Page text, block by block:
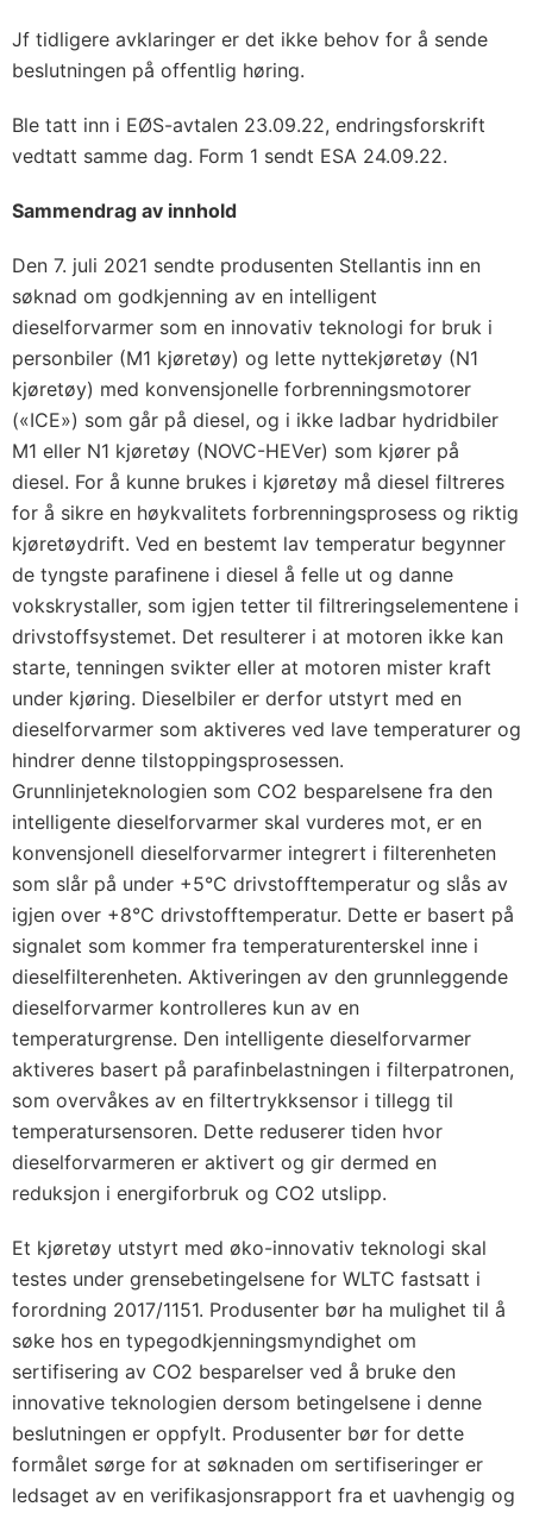
Jf tidligere avklaringer er det ikke behov for å sende
beslutningen på offentlig høring.
Ble tatt inn i EØS-avtalen 23.09.22, endringsforskrift
vedtatt samme dag. Form 1 sendt ESA 24.09.22.
Sammendrag av innhold
Den 7. juli 2021 sendte produsenten Stellantis inn en
søknad om godkjenning av en intelligent
dieselforvarmer som en innovativ teknologi for bruk i
personbiler (M1 kjøretøy) og lette nyttekjøretøy (N1
kjøretøy) med konvensjonelle forbrenningsmotorer
(«ICE») som går på diesel, og i ikke ladbar hydridbiler
M1 eller N1 kjøretøy (NOVC-HEVer) som kjører på
diesel. For å kunne brukes i kjøretøy må diesel filtreres
for å sikre en høykvalitets forbrenningsprosess og riktig
kjøretøydrift. Ved en bestemt lav temperatur begynner
de tyngste parafinene i diesel å felle ut og danne
vokskrystaller, som igjen tetter til filtreringselementene i
drivstoffsystemet. Det resulterer i at motoren ikke kan
starte, tenningen svikter eller at motoren mister kraft
under kjøring. Dieselbiler er derfor utstyrt med en
dieselforvarmer som aktiveres ved lave temperaturer og
hindrer denne tilstoppingsprosessen.
Grunnlinjeteknologien som CO2 besparelsene fra den
intelligente dieselforvarmer skal vurderes mot, er en
konvensjonell dieselforvarmer integrert i filterenheten
som slår på under +5°C drivstofftemperatur og slås av
igjen over +8°C drivstofftemperatur. Dette er basert på
signalet som kommer fra temperaturenterskel inne i
dieselfilterenheten. Aktiveringen av den grunnleggende
dieselforvarmer kontrolleres kun av en
temperaturgrense. Den intelligente dieselforvarmer
aktiveres basert på parafinbelastningen i filterpatronen,
som overvåkes av en filtertrykksensor i tillegg til
temperatursensoren. Dette reduserer tiden hvor
dieselforvarmeren er aktivert og gir dermed en
reduksjon i energiforbruk og CO2 utslipp.
Et kjøretøy utstyrt med øko-innovativ teknologi skal
testes under grensebetingelsene for WLTC fastsatt i
forordning 2017/1151. Produsenter bør ha mulighet til å
søke hos en typegodkjenningsmyndighet om
sertifisering av CO2 besparelser ved å bruke den
innovative teknologien dersom betingelsene i denne
beslutningen er oppfylt. Produsenter bør for dette
formålet sørge for at søknaden om sertifiseringer er
ledsaget av en verifikasjonsrapport fra et uavhengig og